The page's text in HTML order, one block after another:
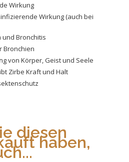
Wirkung
Wirkung (auch bei
Bronchitis
Bronchien
von Körper, Geist und Seele
Zirbe Kraft und Halt
diesen
haben,